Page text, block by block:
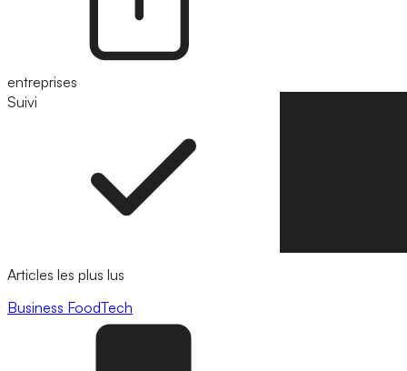
entreprises
Suivi
Articles les plus lus
Business FoodTech